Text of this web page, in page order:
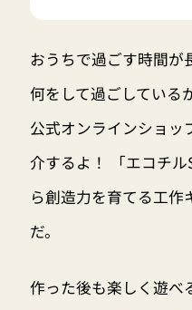
おうちで過ごす時間が
何をして過ごしている
公式オンラインショッ
介するよ！ 「エコチ
ら創造力を育てる工作
だ。
作った後も楽しく遊べ